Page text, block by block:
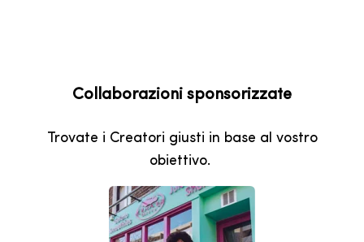
Collaborazioni sponsorizzate
Trovate i Creatori giusti in base al vostro
obiettivo.